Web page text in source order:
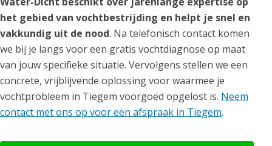
het gebied van vochtbestrijding en helpt je snel en
vakkundig uit de nood. Na telefonisch contact komen
we bij je langs voor een gratis vochtdiagnose op maat
van jouw specifieke situatie. Vervolgens stellen we een
concrete, vrijblijvende oplossing voor waarmee je
vochtprobleem in Tiegem voorgoed opgelost is. Neem
contact met ons op voor een afspraak in Tiegem.